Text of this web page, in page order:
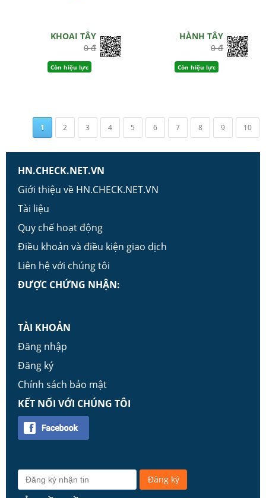
KHOAI TÂY
0 đ
Còn hiệu lực
HÀNH TÂY
0 đ
Còn hiệu lực
1 2 3 4 5 6 7 8 9 10
HN.CHECK.NET.VN
Giới thiệu về HN.CHECK.NET.VN
Tài liệu
Quy chế hoạt động
Điều khoản và điều kiện giao dịch
Liên hệ với chúng tôi
ĐƯỢC CHỨNG NHẬN:
TÀI KHOẢN
Đăng nhập
Đăng ký
Chính sách bảo mật
KẾT NỐI VỚI CHÚNG TÔI